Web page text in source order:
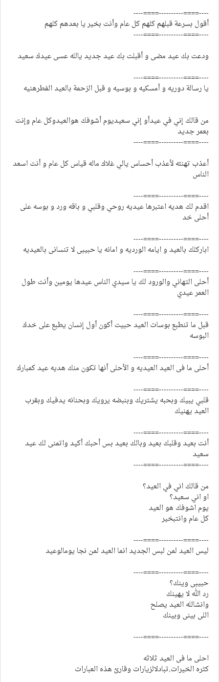
----====----------====----
أقول بسرعة قبلهم كلهم كل عام وأنت بخير يا بعدهم كلهم
----====----------====----
ودعت بك عيد مضى و أقبلت بك عيد جديد يالله عسى عيدك سعيد
----====----------====----
يا رسالة دوريه و أمسكيه و بوسيه و قبل الزحمة بالعيد الفطرهنيه
من قالك إني في عيدأو إني سعيديوم أشوفك هوالعيدوكل عام وإنت
بعمر جديد
----====----------====----
أعذب تهنئه لأعذب أحساس يالي غلاك ماله قياس كل عام و أنت اسعد
الناس
----====----------====----
اقدم لك هديه اعتبرها عيديه روحي وقلبي و باقه ورد و بوسه على
أحلى خد
----====----------====----
اباركلك بالعيد و ايامه الورديه و امانه يا حبيبى لا تنسانى بالعيديه
----====----------====----
أحلى التهاني والورود لك يا سيدي الناس عيدها يومين وأنت طول
العمر عيدي
----====----------====----
قبل ما تنطبع بوسات العيد حبيت أكون أول إنسان يطبع على خدك
البوسه
----====----------====----
أحلى ما فى العيد العيديه و الأحلى أنها تكون منك هديه عيد كمبارك
----====----------====----
قلبي يبيك وبحبه يشتريك وبنبضه يرويك وبحنانه يدفيك وبقرب
العيد يهنيك
----====----------====----
أنت بعيد وقلبك بعيد وبالك بعيد بس أحبك أكيد واتمنى لك عيد
سعيد
----====----------====----
من قالك اني في العيد؟
او اني سعيد؟
يوم اشوفك هو العيد
كل عام وانتبخير
----====----------====----
ليس العيد لمن لبس الجديد انما العيد لمن نجا يومالوعيد
----====----------====----
حبيبى وينك؟
رد الله لا يهينك
وانشالله العيد يصلح
اللى بينى وبينك
----====----------====----
احلى ما فى العيد ثلاثه
كثره الخيرات,تبادلالزيارات وقارئ هذه العبارات